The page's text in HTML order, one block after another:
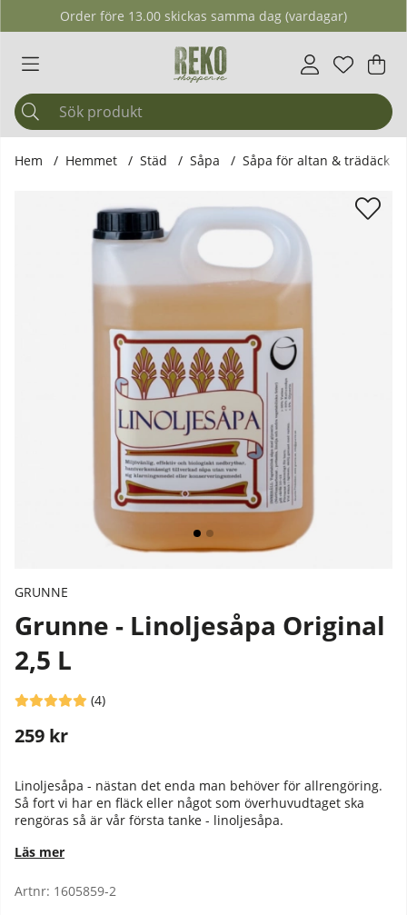
Order före 13.00 skickas samma dag (vardagar)
Antal i
. .
Hem Hemmet Städ Såpa Såpa för altan & trädäck
GRUNNE
Grunne - Linoljesåpa Original
2,5 L
Medelbetyg 5 av 5 Antal betyg 4
(4)
259 kr
Linoljesåpa - nästan det enda man behöver för allrengöring.
Så fort vi har en fläck eller något som överhuvudtaget ska
rengöras så är vår första tanke - linoljesåpa.
Läs mer
Artnr: 1605859-2